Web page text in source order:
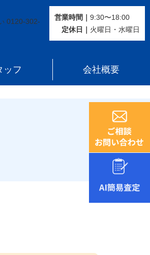
0120-302-
営業時間｜ 9:30〜18:00
定休⽇｜ 火曜⽇・水曜⽇
ッフ 会社概要